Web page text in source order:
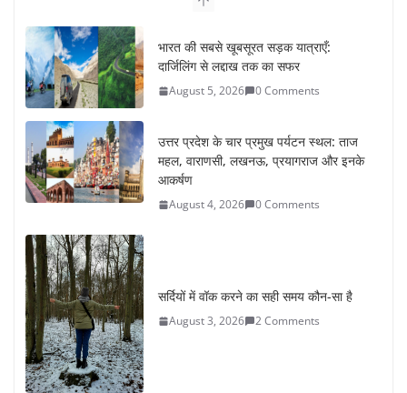
भारत की सबसे खूबसूरत सड़क यात्राएँ:
दार्जिलिंग से लद्दाख तक का सफर
August 5, 2026 0 Comments
उत्तर प्रदेश के चार प्रमुख पर्यटन स्थल: ताज
महल, वाराणसी, लखनऊ, प्रयागराज और इनके
आकर्षण
August 4, 2026 0 Comments
सर्दियों में वॉक करने का सही समय कौन-सा है
August 3, 2026 2 Comments